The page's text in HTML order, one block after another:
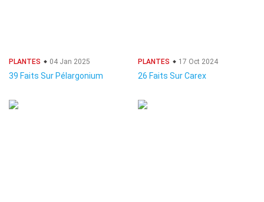
PLANTES 04 Jan 2025
39 Faits Sur Pélargonium
PLANTES 17 Oct 2024
26 Faits Sur Carex